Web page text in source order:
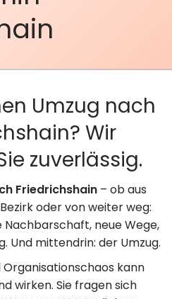
Umzug nach
Wir
zuverlässig.
Friedrichshain – ob aus
oder von weiter weg:
Nachbarschaft, neue Wege,
Und mittendrin: der Umzug.
kann
wirken. Sie fragen sich